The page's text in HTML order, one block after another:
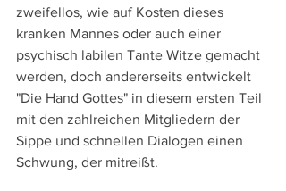
zweifellos, wie auf Kosten dieses
kranken Mannes oder auch einer
psychisch labilen Tante Witze gemacht
werden, doch andererseits entwickelt
"Die Hand Gottes" in diesem ersten Teil
mit den zahlreichen Mitgliedern der
Sippe und schnellen Dialogen einen
Schwung, der mitreißt.